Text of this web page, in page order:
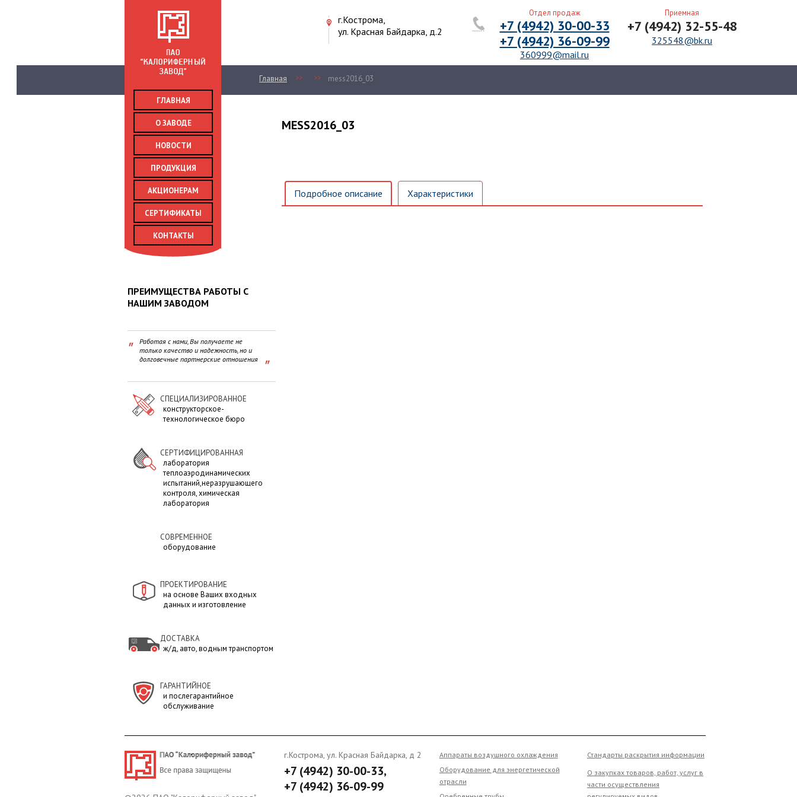
г.Кострома,
ул. Красная Байдарка, д.2
Отдел продаж
+7 (4942) 30-00-33
+7 (4942) 36-09-99
360999@mail.ru
Приемная
+7 (4942) 32-55-48
325548@bk.ru
Главная >> >> mess2016_03
ГЛАВНАЯ
О ЗАВОДЕ
НОВОСТИ
ПРОДУКЦИЯ
АКЦИОНЕРАМ
СЕРТИФИКАТЫ
КОНТАКТЫ
ПРЕИМУЩЕСТВА РАБОТЫ С
НАШИМ ЗАВОДОМ
Работая с нами, Вы получаете не
только качество и надежность, но и
долговечные партнерские отношения
"
СПЕЦИАЛИЗИРОВАННОЕ
конструкторское-
технологическое бюро
СЕРТИФИЦИРОВАННАЯ
лаборатория
теплоаэродинамических
испытаний,неразрушающего
контроля, химическая
лаборатория
СОВРЕМЕННОЕ
оборудование
ПРОЕКТИРОВАНИЕ
на основе Ваших входных
данных и изготовление
ДОСТАВКА
ж/д, авто, водным транспортом
ГАРАНТИЙНОЕ
и послегарантийное
обслуживание
MESS2016_03
Подробное описание Характеристики
г.Кострома, ул. Красная Байдарка, д 2
+7 (4942) 30-00-33,
+7 (4942) 36-09-99
Аппараты воздушного охлаждения
Оборудование для энергетической
отрасли
Стандарты раскрытия информации
О закупках товаров, работ, услуг в
части осуществления